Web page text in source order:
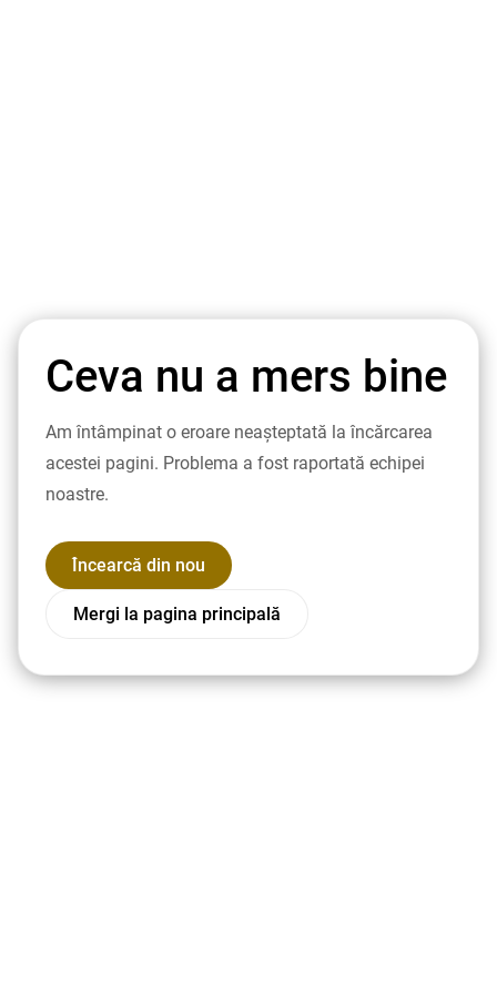
Ceva nu a mers bine
Am întâmpinat o eroare neașteptată la încărcarea
acestei pagini. Problema a fost raportată echipei
noastre.
Încearcă din nou
Mergi la pagina principală